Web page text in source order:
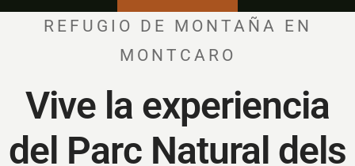
REFUGIO DE MONTAÑA EN
MONTCARO
Vive la experiencia
del Parc Natural dels